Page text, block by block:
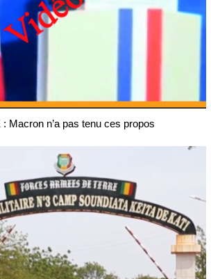
Macron n’a pas tenu ces propos